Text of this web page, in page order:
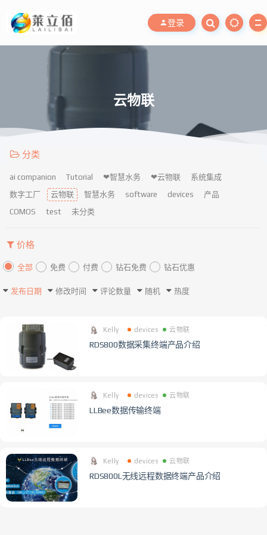
登录
云物联
分类
ai companion Tutorial ❤智慧水务 ❤云物联
系统集成
数字工厂
云物联 智慧水务 software devices
产品
COMOS
test 未分类
价格
全部 免费 付费 钻石免费 钻石优惠
发布日期 修改时间 评论数量 随机 热度
Kelly devices 云物联
RDS800数据采集终端产品介绍
Kelly devices 云物联
LLBee数据传输终端
Kelly devices 云物联
RDS800L无线远程数据终端产品介绍